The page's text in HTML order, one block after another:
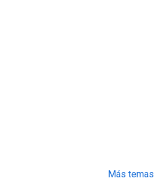
Más temas